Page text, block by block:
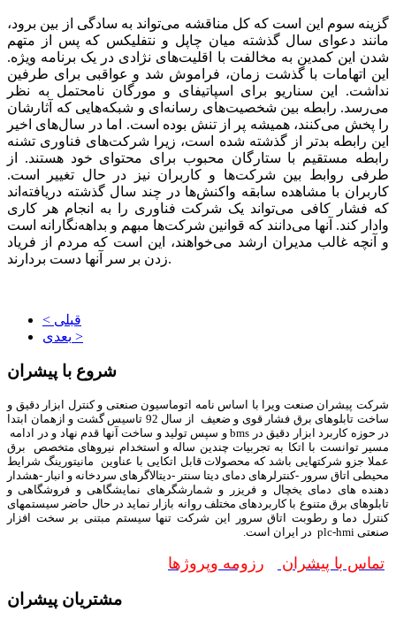
گزینه سوم این است که کل مناقشه می‌تواند به سادگی از بین برود،
مانند دعوای سال گذشته میان چاپل و نتفلیکس که پس از متهم
شدن این کمدین به مخالفت با اقلیت‌های نژادی در یک برنامه ویژه.
این اتهامات با گذشت زمان، فراموش شد و عواقبی برای طرفین
نداشت. این سناریو برای اسپاتیفای و مورگان نامحتمل به نظر
می‌رسد. رابطه بین شخصیت‌های رسانه‌ای و شبکه‌هایی که آثارشان
را پخش می‌کنند، همیشه پر از تنش بوده است. اما در سال‌های اخیر
این رابطه بدتر از گذشته شده است، زیرا شرکت‌های فناوری تشنه
رابطه مستقیم با ستارگان محبوب برای محتوای خود هستند. از
طرفی روابط بین شرکت‌ها و کاربران نیز در حال تغییر است.
کاربران با مشاهده سابقه واکنش‌ها در چند سال گذشته دریافته‌اند
که فشار کافی می‌تواند یک شرکت فناوری را به انجام هر کاری
وادار کند. آنها می‌دانند که قوانین شرکت‌ها مبهم و بداهه‌نگارانه است
و آنچه غالب مدیران ارشد می‌خواهند، این است که مردم از فریاد
زدن بر سر آنها دست بردارند.
< قبلی
بعدی >
شروع با پیشران
شرکت پیشران صنعت ویرا با اساس نامه اتوماسیون صنعتی و کنترل ابزار دقیق و
ساخت تابلوهای برق فشار قوی و ضعیف از سال 92 تاسیس گشت و ازهمان ابتدا
در حوزه کاربرد ابزار دقیق در bms و سپس تولید و ساخت آنها قدم نهاد و در ادامه
مسیر توانست با اتکا به تجربیات چندین ساله و استخدام نیروهای متخصص برق
عملا جزو شرکتهایی باشد که محصولات قابل اتکایی با عناوین مانیتورینگ شرایط
محیطی اتاق سرور -کنترلرهای دمای دیتا سنتر -دیتالاگرهای سردخانه و انبار -هشدار
دهنده های دمای یخچال و فریزر و شمارشگرهای نمایشگاهی و فروشگاهی و
تابلوهای برق متنوع با کاربردهای مختلف روانه بازار نماید در حال حاضر سیستمهای
کنترل دما و رطوبت اتاق سرور این شرکت تنها سیستم مبتنی بر سخت افزار
صنعتی plc-hmi در ایران است.
تماس با پیشران رزومه وپروژها
مشتریان پیشران